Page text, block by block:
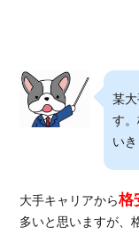
某
す
いき
大手キャリアから格
多いと思いますが、